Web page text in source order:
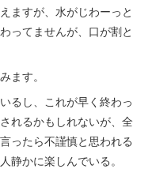
ますが、水がじわーっと
ってませんが、口が割と
ます。
るし、これが早く終わっ
れるかもしれないが、全
ったら不謹慎と思われる
静かに楽しんでいる。